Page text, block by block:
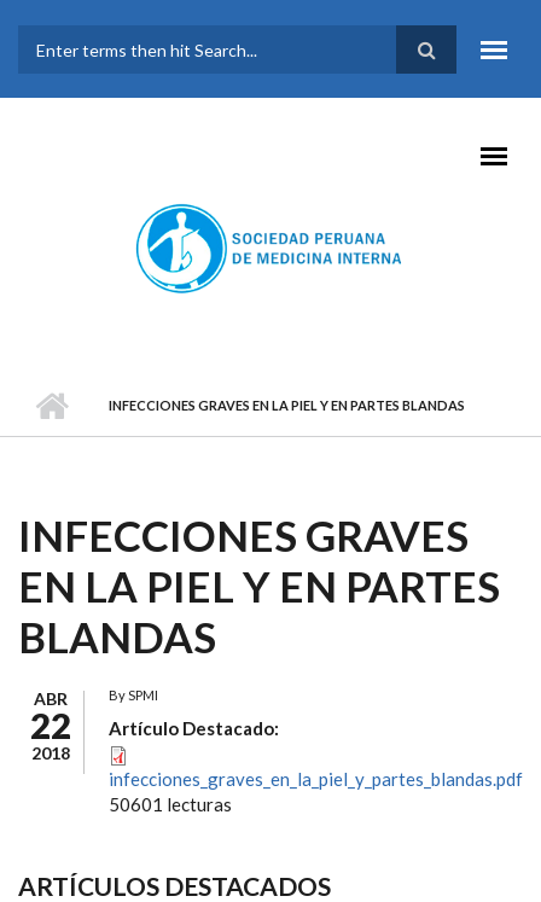
FORMULARIO DE
BÚSQUEDA
INFECCIONES GRAVES EN LA PIEL Y EN PARTES BLANDAS
INFECCIONES GRAVES
EN LA PIEL Y EN PARTES
BLANDAS
ABR
22
2018
BySPMI
Artículo Destacado:
infecciones_graves_en_la_piel_y_partes_blandas.pdf
50601 lecturas
ARTÍCULOS DESTACADOS